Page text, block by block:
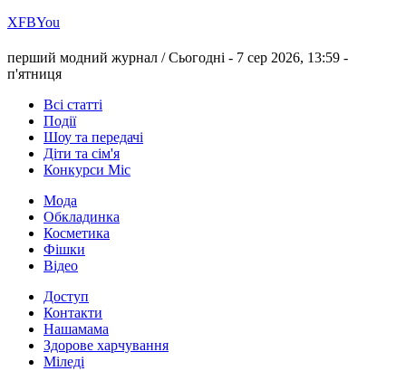
ХFBYou
перший модний журнал /Сьогодні - 7 сер 2026, 13:59 -
п'ятниця
Всі статті
Події
Шоу та передачі
Діти та сім'я
Конкурси Міс
Мода
Обкладинка
Косметика
Фішки
Відео
Доступ
Контакти
Нашамама
Здорове харчування
Міледі